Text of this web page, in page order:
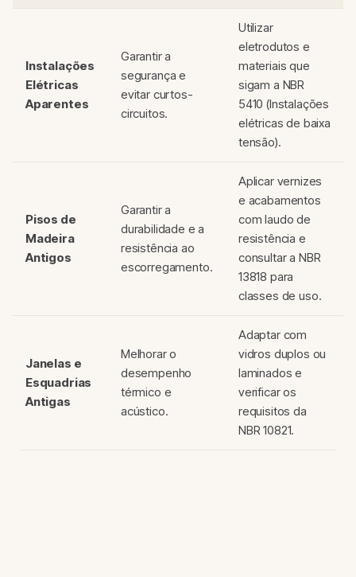
Instalações
Elétricas
Aparentes
Garantir a
segurança e
evitar curtos-
circuitos.
Utilizar
eletrodutos e
materiais que
sigam a NBR
5410 (Instalações
elétricas de baixa
tensão).
Pisos de
Madeira
Antigos
Garantir a
durabilidade e a
resistência ao
escorregamento.
Aplicar vernizes
e acabamentos
com laudo de
resistência e
consultar a NBR
13818 para
classes de uso.
Janelas e
Esquadrias
Antigas
Melhorar o
desempenho
térmico e
acústico.
Adaptar com
vidros duplos ou
laminados e
verificar os
requisitos da
NBR 10821.